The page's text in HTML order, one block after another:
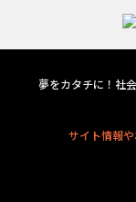
夢をカタチに！社
サイト情報